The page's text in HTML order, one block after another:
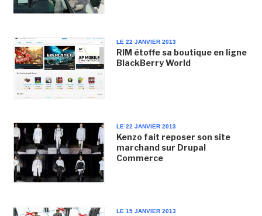
LE 22 JANVIER 2013
RIM étoffe sa boutique en ligne
BlackBerry World
LE 22 JANVIER 2013
Kenzo fait reposer son site
marchand sur Drupal
Commerce
LE 15 JANVIER 2013